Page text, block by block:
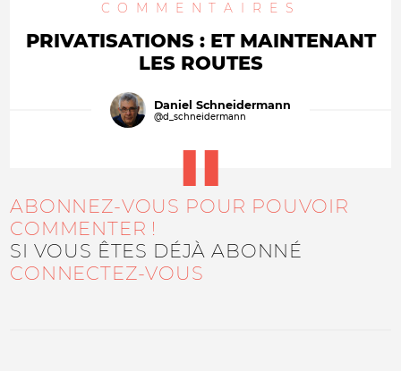
COMMENTAIRES
PRIVATISATIONS : ET MAINTENANT
LES ROUTES
Daniel Schneidermann
@d_schneidermann
ABONNEZ-VOUS POUR POUVOIR
COMMENTER !
SI VOUS ÊTES DÉJÀ ABONNÉ
CONNECTEZ-VOUS